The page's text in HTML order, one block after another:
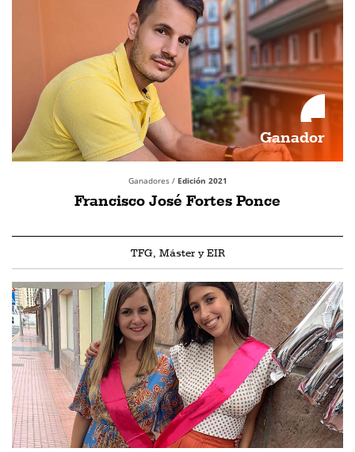
Ganador
Ganadores / Edición 2021
Francisco José Fortes Ponce
TFG, Máster y EIR